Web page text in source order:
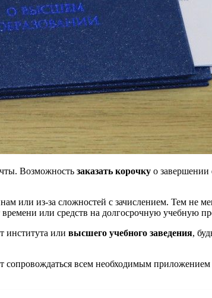
Возможность заказать корочку о завершении
или из-за сложностей с зачислением. Тем не
или средств на долгосрочную учебную
института или высшего учебного заведения,
сопровождаться всем необходимым